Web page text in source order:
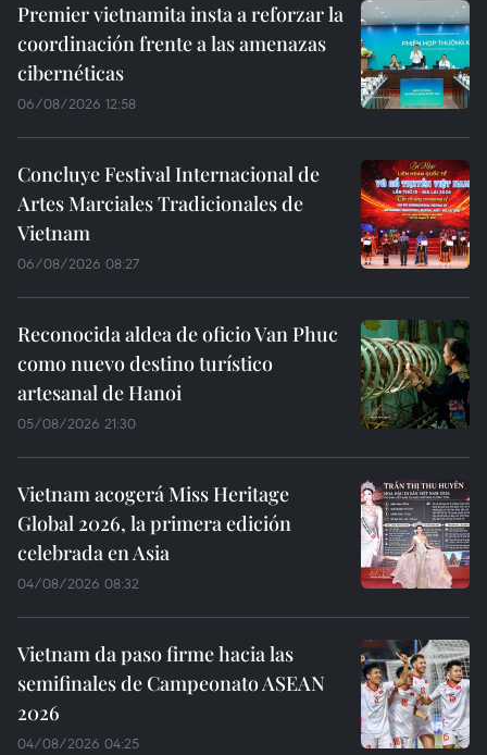
Premier vietnamita insta a reforzar la
coordinación frente a las amenazas
cibernéticas
06/08/2026 12:58
Concluye Festival Internacional de
Artes Marciales Tradicionales de
Vietnam
06/08/2026 08:27
Reconocida aldea de oficio Van Phuc
como nuevo destino turístico
artesanal de Hanoi
05/08/2026 21:30
Vietnam acogerá Miss Heritage
Global 2026, la primera edición
celebrada en Asia
04/08/2026 08:32
Vietnam da paso firme hacia las
semifinales de Campeonato ASEAN
2026
04/08/2026 04:25